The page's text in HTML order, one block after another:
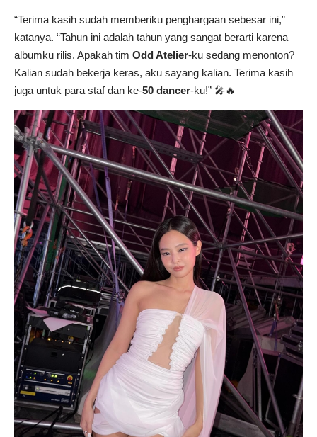
“Terima kasih sudah memberiku penghargaan sebesar ini,”
katanya. “Tahun ini adalah tahun yang sangat berarti karena
albumku rilis. Apakah tim Odd Atelier-ku sedang menonton?
Kalian sudah bekerja keras, aku sayang kalian. Terima kasih
juga untuk para staf dan ke-50 dancer-ku!” 🎤🔥